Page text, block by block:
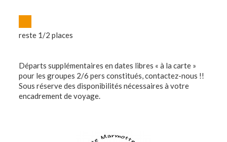
reste 1/2 places
Départs supplémentaires en dates libres « à la carte »
pour les groupes 2/6 pers constitués, contactez-nous !!
Sous réserve des disponibilités nécessaires à votre
encadrement de voyage.